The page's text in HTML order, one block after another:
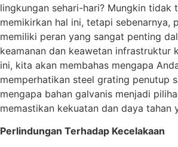
lingkungan sehari-hari? Mungkin tidak
memikirkan hal ini, tetapi sebenarnya,
memiliki peran yang sangat penting
keamanan dan keawetan infrastruktur
ini, kita akan membahas mengapa
memperhatikan steel grating penutup
mengapa bahan galvanis menjadi
memastikan kekuatan dan daya tahan
Perlindungan Terhadap Kecelakaan